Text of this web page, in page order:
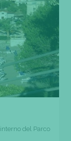
del Parco